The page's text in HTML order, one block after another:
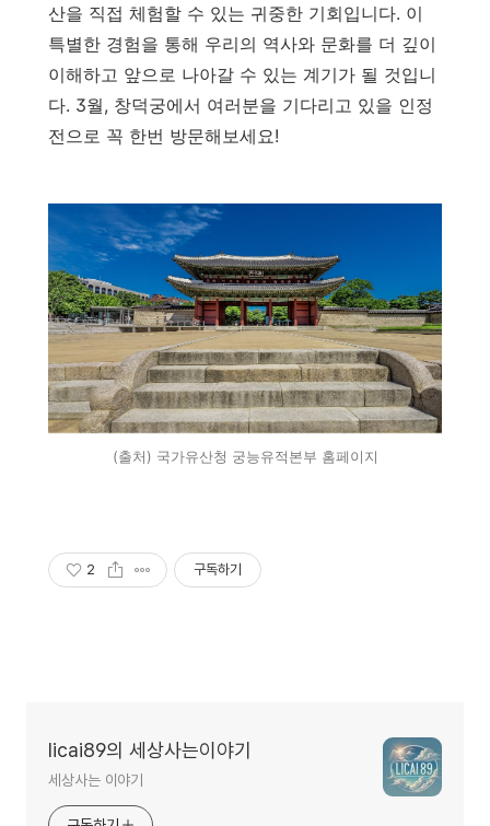
산을 직접 체험할 수 있는 귀중한 기회입니다. 이
특별한 경험을 통해 우리의 역사와 문화를 더 깊이
이해하고 앞으로 나아갈 수 있는 계기가 될 것입니
다. 3월, 창덕궁에서 여러분을 기다리고 있을 인정
전으로 꼭 한번 방문해보세요!
(출처) 국가유산청 궁능유적본부 홈페이지
2 구독하기
licai89의 세상사는이야기
세상사는 이야기